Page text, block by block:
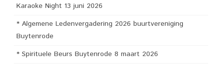
Karaoke Night 13 juni 2026
* Algemene Ledenvergadering 2026 buurtvereniging
Buytenrode
* Spirituele Beurs Buytenrode 8 maart 2026